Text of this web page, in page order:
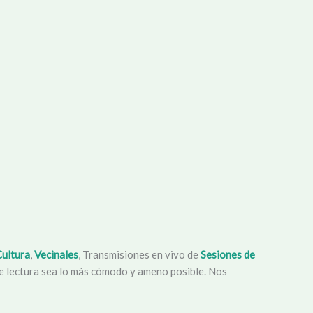
,Vecinales, Transmisiones en vivo de Sesiones de
sea lo más cómodo y ameno posible. Nos